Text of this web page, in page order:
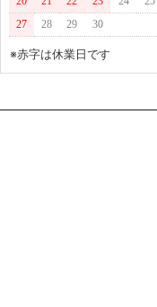
27
28 29 30
※赤字は休業日です